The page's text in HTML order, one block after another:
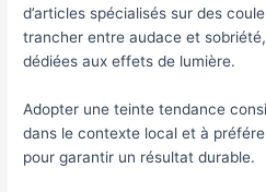
d’articles spécialisés sur des
trancher entre audace et
dédiées aux effets de lumière.
Adopter une teinte tendance
dans le contexte local et à
pour garantir un résultat durable.